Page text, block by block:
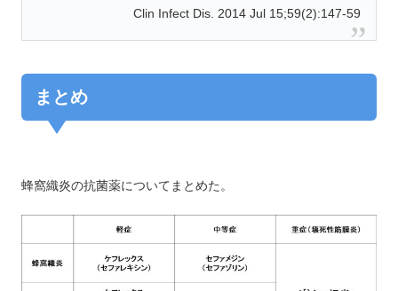
Clin Infect Dis. 2014 Jul 15;59(2):147-59
まとめ
蜂窩織炎の抗菌薬についてまとめた。